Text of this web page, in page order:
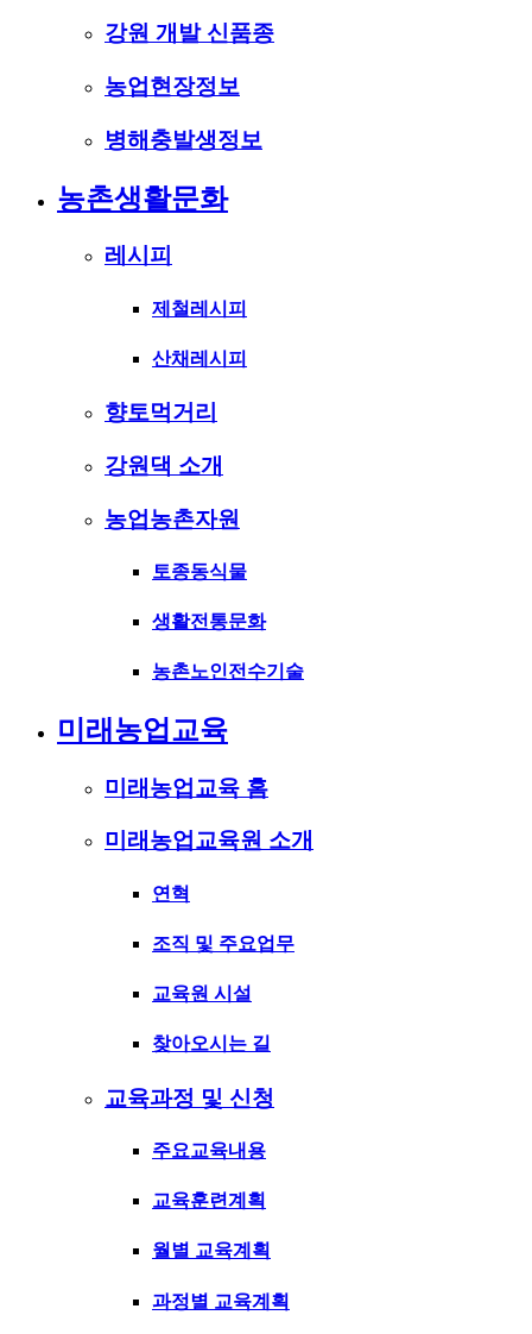
강원 개발 신품종
농업현장정보
병해충발생정보
농촌생활문화
레시피
제철레시피
산채레시피
향토먹거리
강원댁 소개
농업농촌자원
토종동식물
생활전통문화
농촌노인전수기술
미래농업교육
미래농업교육 홈
미래농업교육원 소개
연혁
조직 및 주요업무
교육원 시설
찾아오시는 길
교육과정 및 신청
주요교육내용
교육훈련계획
월별 교육계획
과정별 교육계획